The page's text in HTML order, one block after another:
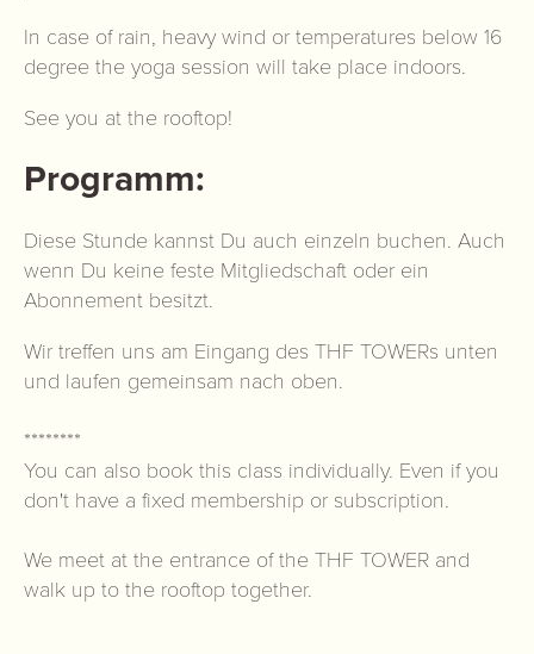
In case of rain, heavy wind or temperatures below 16
degree the yoga session will take place indoors.
See you at the rooftop!
Programm:
Diese Stunde kannst Du auch einzeln buchen. Auch
wenn Du keine feste Mitgliedschaft oder ein
Abonnement besitzt.
Wir treffen uns am Eingang des THF TOWERs unten
und laufen gemeinsam nach oben.
********
You can also book this class individually. Even if you
don't have a fixed membership or subscription.
We meet at the entrance of the THF TOWER and
walk up to the rooftop together.